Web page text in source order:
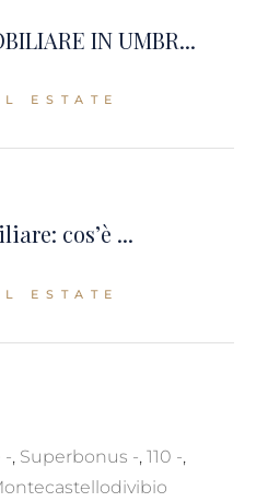
IN UMBR...
ESTATE
cos’è ...
ESTATE
, Superbonus ,110
,